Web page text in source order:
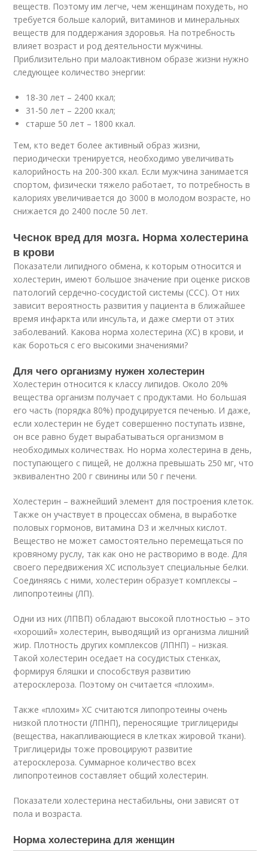
веществ. Поэтому им легче, чем женщинам похудеть, но
требуется больше калорий, витаминов и минеральных
веществ для поддержания здоровья. На потребность
влияет возраст и род деятельности мужчины.
Приблизительно при малоактивном образе жизни нужно
следующее количество энергии:
18-30 лет – 2400 ккал;
31-50 лет – 2200 ккал;
старше 50 лет – 1800 ккал.
Тем, кто ведет более активный образ жизни,
периодически тренируется, необходимо увеличивать
калорийность на 200-300 ккал. Если мужчина занимается
спортом, физически тяжело работает, то потребность в
калориях увеличивается до 3000 в молодом возрасте, но
снижается до 2400 после 50 лет.
Чеснок вред для мозга. Норма холестерина
в крови
Показатели липидного обмена, к которым относится и
холестерин, имеют большое значение при оценке рисков
патологий сердечно-сосудистой системы (ССС). От них
зависит вероятность развития у пациента в ближайшее
время инфаркта или инсульта, и даже смерти от этих
заболеваний. Какова норма холестерина (ХС) в крови, и
как бороться с его высокими значениями?
Для чего организму нужен холестерин
Холестерин относится к классу липидов. Около 20%
вещества организм получает с продуктами. Но большая
его часть (порядка 80%) продуцируется печенью. И даже,
если холестерин не будет совершенно поступать извне,
он все равно будет вырабатываться организмом в
необходимых количествах. Но норма холестерина в день,
поступающего с пищей, не должна превышать 250 мг, что
эквивалентно 200 г свинины или 50 г печени.
Холестерин – важнейший элемент для построения клеток.
Также он участвует в процессах обмена, в выработке
половых гормонов, витамина D3 и желчных кислот.
Вещество не может самостоятельно перемещаться по
кровяному руслу, так как оно не растворимо в воде. Для
своего передвижения ХС использует специальные белки.
Соединяясь с ними, холестерин образует комплексы –
липопротеины (ЛП).
Одни из них (ЛПВП) обладают высокой плотностью – это
«хороший» холестерин, выводящий из организма лишний
жир. Плотность других комплексов (ЛПНП) – низкая.
Такой холестерин оседает на сосудистых стенках,
формируя бляшки и способствуя развитию
атеросклероза. Поэтому он считается «плохим».
Также «плохим» ХС считаются липопротеины очень
низкой плотности (ЛПНП), переносящие триглицериды
(вещества, накапливающиеся в клетках жировой ткани).
Триглицериды тоже провоцируют развитие
атеросклероза. Суммарное количество всех
липопротеинов составляет общий холестерин.
Показатели холестерина нестабильны, они зависят от
пола и возраста.
Норма холестерина для женщин